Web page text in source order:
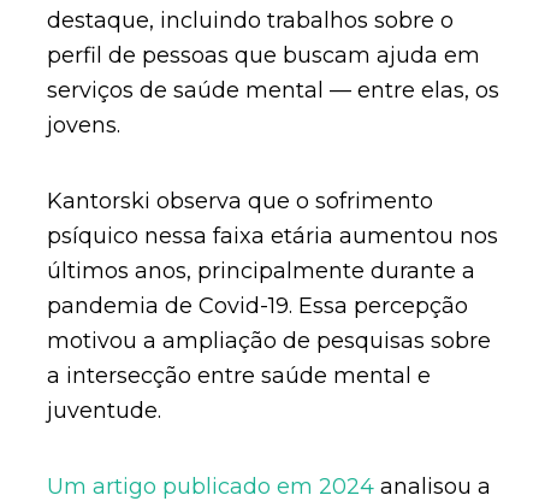
destaque, incluindo trabalhos sobre o
perfil de pessoas que buscam ajuda em
serviços de saúde mental — entre elas, os
jovens.
Kantorski observa que o sofrimento
psíquico nessa faixa etária aumentou nos
últimos anos, principalmente durante a
pandemia de Covid-19. Essa percepção
motivou a ampliação de pesquisas sobre
a intersecção entre saúde mental e
juventude.
Um artigo publicado em 2024analisou a